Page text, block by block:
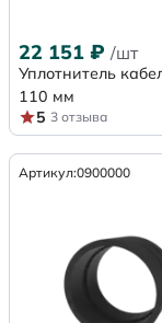
22 151 ₽ /шт
Уплотнитель
110 мм
5 3 отзыва
Артикул:0900000